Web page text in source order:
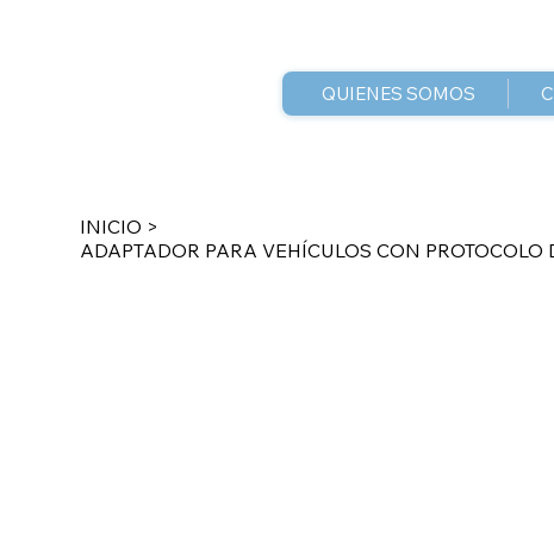
QUIENES SOMOS
INICIO >
ADAPTADOR PARA VEHÍCULOS CON PROTOCOLO